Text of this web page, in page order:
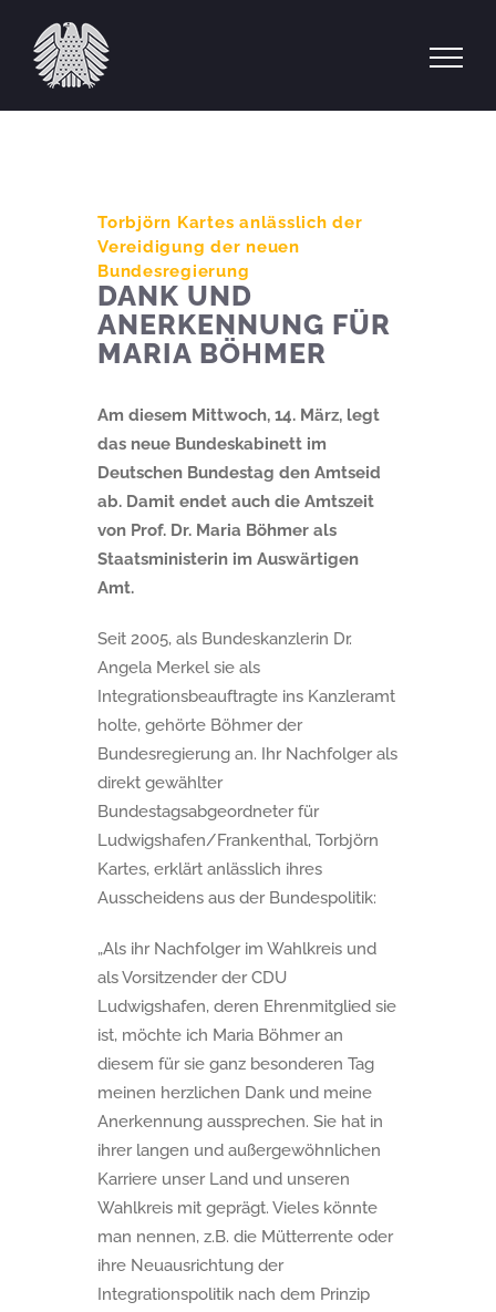
Inhalt
springen
Torbjörn Kartes anlässlich der
Vereidigung der neuen
Bundesregierung
DANK UND
ANERKENNUNG FÜR
MARIA BÖHMER
Am diesem Mittwoch, 14. März, legt
das neue Bundeskabinett im
Deutschen Bundestag den Amtseid
ab. Damit endet auch die Amtszeit
von Prof. Dr. Maria Böhmer als
Staatsministerin im Auswärtigen
Amt.
Seit 2005, als Bundeskanzlerin Dr.
Angela Merkel sie als
Integrationsbeauftragte ins Kanzleramt
holte, gehörte Böhmer der
Bundesregierung an. Ihr Nachfolger als
direkt gewählter
Bundestagsabgeordneter für
Ludwigshafen/Frankenthal, Torbjörn
Kartes, erklärt anlässlich ihres
Ausscheidens aus der Bundespolitik:
„Als ihr Nachfolger im Wahlkreis und
als Vorsitzender der CDU
Ludwigshafen, deren Ehrenmitglied sie
ist, möchte ich Maria Böhmer an
diesem für sie ganz besonderen Tag
meinen herzlichen Dank und meine
Anerkennung aussprechen. Sie hat in
ihrer langen und außergewöhnlichen
Karriere unser Land und unseren
Wahlkreis mit geprägt. Vieles könnte
man nennen, z.B. die Mütterrente oder
ihre Neuausrichtung der
Integrationspolitik nach dem Prinzip